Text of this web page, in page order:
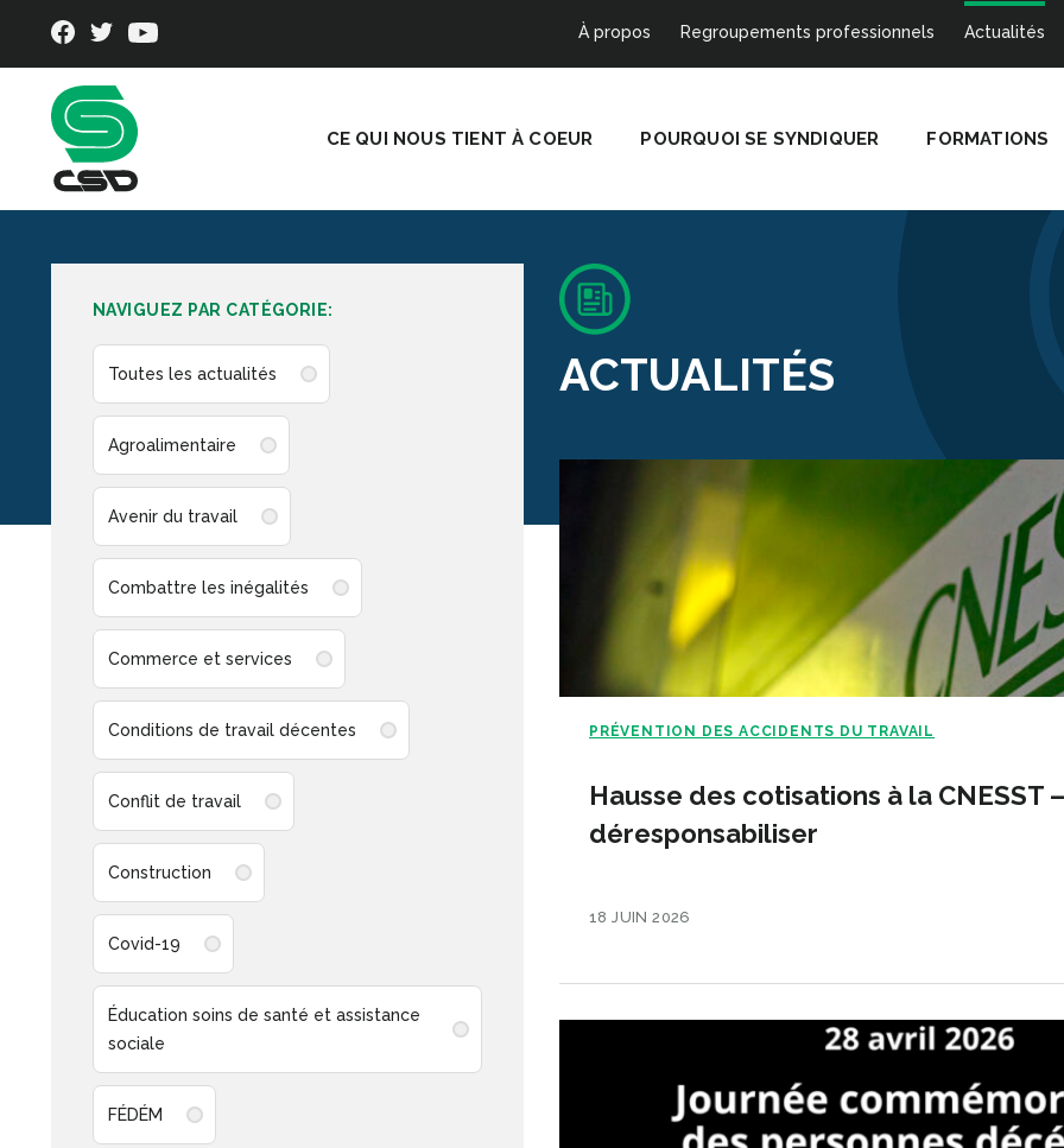
À propos Regroupements professionnels Actualités
CE QUI NOUS TIENT À COEUR POURQUOI SE SYNDIQUER FORMATIONS
NAVIGUEZ PAR CATÉGORIE:
Toutes les actualités
Agroalimentaire
Avenir du travail
Combattre les inégalités
Commerce et services
Conditions de travail décentes
Conflit de travail
Construction
Covid-19
Éducation soins de santé et assistance
sociale
FÉDÉM
ACTUALITÉS
PRÉVENTION DES ACCIDENTS DU TRAVAIL
Hausse des cotisations à la CNESST
déresponsabiliser
18 JUIN 2026